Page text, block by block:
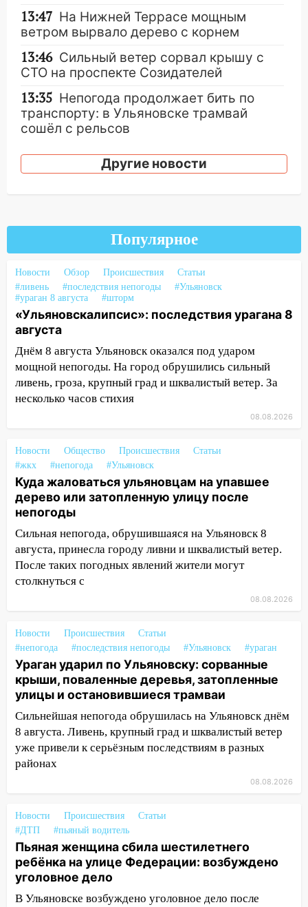
13:47 На Нижней Террасе мощным
ветром вырвало дерево с корнем
13:46 Сильный ветер сорвал крышу с
СТО на проспекте Созидателей
13:35 Непогода продолжает бить по
транспорту: в Ульяновске трамвай
сошёл с рельсов
13:22 Упавшие деревья перекрыли
дороги в Ульяновске: фото
сохранятся 9 августа
13:15 Трижды «брал в долг» без спроса:
житель Вешкаймского района похитил у
знакомого 191 тысячу рублей
13:14 Ураган оторвал светофор на
проспекте Филатова в Ульяновске
13:12 Дерево пробило крышу дома на
Новгородской в Ульяновске и рухнуло
на электрощит
13:10 В Заволжском районе дерево
13:08
Ураган ударил по Ульяновску:
сорванные крыши, поваленные деревья,
затопленные улицы и остановившиеся
трамваи
12:17 Ульяновск накрыл крупный град:
после ливня город снова уходит под
воду
12:12 Прокуратура взяла на контроль
ДТП с шестилетним ребёнком на улице
12:01
Пьяная женщина сбила
шестилетнего ребёнка на улице
Федерации: возбуждено уголовное дело
11:16 В Ульяновске ищут 37-летнего
мужчину, пропавшего ещё 19 июля
10:30 От мотофристайла до прогулки с
хаски: куда сходить в Ульяновской
области 8–9 августа
судить за неуплату 48,4 млн рублей
налогов
09:28 Дети на дорогах: пострадали
велосипедисты, мотоциклисты и
пешеходы. Обзор крупных аварий в
Ульяновской области
Другие новости
Популярное
Новости Обзор Происшествия
Статьи
#ливень
#последствия непогоды
#Ульяновск
#ураган 8 августа
#шторм
«Ульяновскалипсис»: последствия урагана 8
августа
Днём 8 августа Ульяновск оказался под ударом
мощной непогоды. На город обрушились сильный
ливень, гроза, крупный град и шквалистый ветер. За
несколько часов стихия
08.08.2026
Новости Общество Происшествия
Статьи
#жкх
#непогода #Ульяновск
Куда жаловаться ульяновцам на упавшее
дерево или затопленную улицу после
непогоды
Сильная непогода, обрушившаяся на Ульяновск 8
августа, принесла городу ливни и шквалистый ветер.
После таких погодных явлений жители могут
столкнуться с
08.08.2026
Новости Происшествия
Статьи
#непогода
#последствия непогоды #Ульяновск #ураган
Ураган ударил по Ульяновску: сорванные
крыши, поваленные деревья, затопленные
улицы и остановившиеся трамваи
Сильнейшая непогода обрушилась на Ульяновск днём
8 августа. Ливень, крупный град и шквалистый ветер
уже привели к серьёзным последствиям в разных
районах
08.08.2026
Новости Происшествия
Статьи
#ДТП
#пьяный водитель
Пьяная женщина сбила шестилетнего
ребёнка на улице Федерации: возбуждено
уголовное дело
В Ульяновске возбуждено уголовное дело после